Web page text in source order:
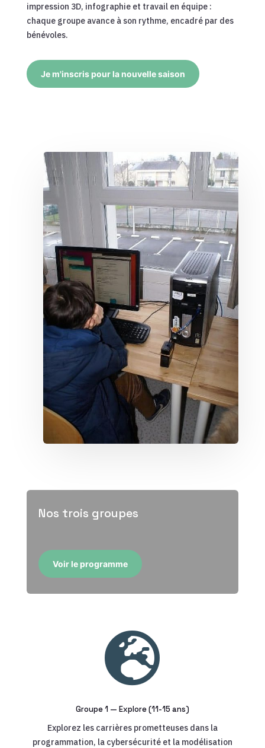
impression 3D, infographie et travail en équipe :
chaque groupe avance à son rythme, encadré par des
bénévoles.
Je m'inscris pour la nouvelle saison
Nos trois groupes
Voir le programme

Groupe 1 — Explore (11-15 ans)
Explorez les carrières prometteuses dans la
programmation, la cybersécurité et la modélisation